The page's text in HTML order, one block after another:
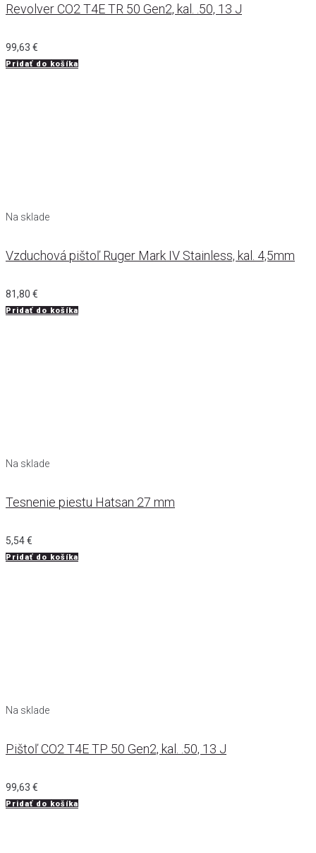
Revolver CO2 T4E TR 50 Gen2, kal. .50, 13 J
99,63 €
Pridať do košíka
Na sklade
Vzduchová pištoľ Ruger Mark IV Stainless, kal. 4,5mm
81,80 €
Pridať do košíka
Na sklade
Tesnenie piestu Hatsan 27 mm
5,54€
Pridať do košíka
Na sklade
Pištoľ CO2 T4E TP 50 Gen2, kal. .50, 13 J
99,63 €
Pridať do košíka